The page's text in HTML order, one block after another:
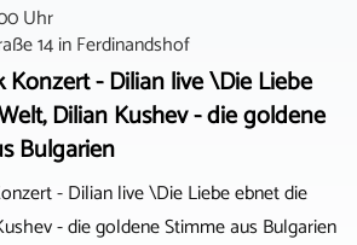
Uhr
14inFerdinandshof
Konzert - Dilian live \Die Liebe
Dilian Kushev - die goldene
Bulgarien
- Dilian live \Die Liebe ebnet die
- die goldene Stimme aus Bulgarien